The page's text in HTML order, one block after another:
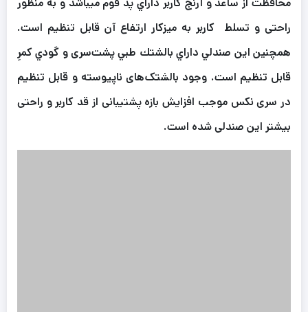
راحتی و تسلط كاربر به ميزكار ارتفاع آن قابل تنظيم است.
همچنين اين صندلي داراي بالشتك طبي پشت‌سری و گودي كمرِ
قابل تنظيم است. وجود بالشتک‌های ناپیوسته و قابل تنظیم
در سری نکس موجب افزایش بازه پشتیبانی از قد کاربر و راحتی
بیشتر این صندلی شده است.